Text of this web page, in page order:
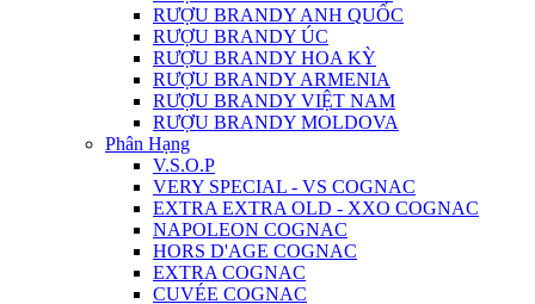
RƯỢU BRANDY ANH QUỐC
RƯỢU BRANDY ÚC
RƯỢU BRANDY HOA KỲ
RƯỢU BRANDY ARMENIA
RƯỢU BRANDY VIỆT NAM
RƯỢU BRANDY MOLDOVA
Phân Hạng
V.S.O.P
VERY SPECIAL - VS COGNAC
EXTRA EXTRA OLD - XXO COGNAC
NAPOLEON COGNAC
HORS D'AGE COGNAC
EXTRA COGNAC
CUVÉE COGNAC